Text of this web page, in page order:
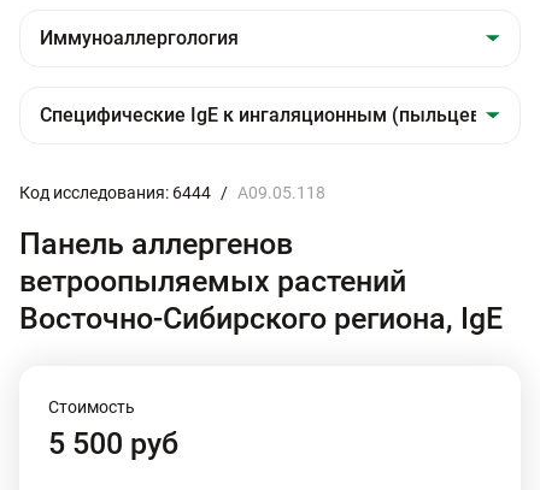
Код исследования: 6444 / A09.05.118
Панель аллергенов
ветроопыляемых растений
Восточно-Сибирского региона, IgE
Стоимость
5 500 руб